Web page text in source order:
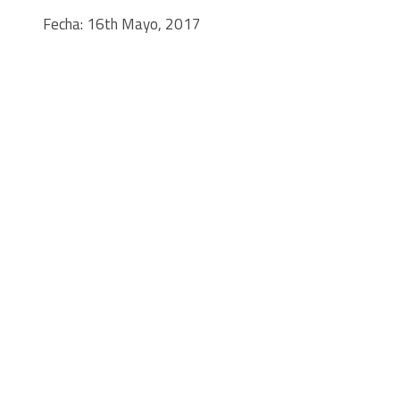
Fecha: 16th Mayo, 2017